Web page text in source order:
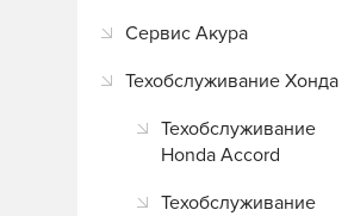
Сервис Акура
Техобслуживание Хонда
Техобслуживание
Honda Accord
Техобслуживание